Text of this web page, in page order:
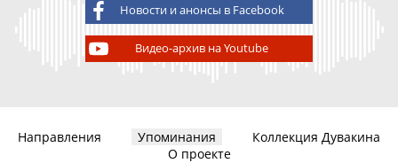
Новости и анонсы в Facebook
Видео-архив на Youtube
Направления Упоминания
Коллекция Дувакина
О проекте